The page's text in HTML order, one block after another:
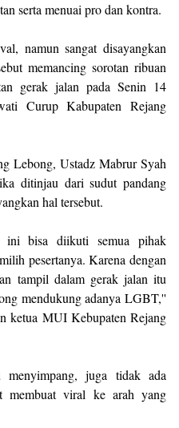
serta menuai pro dan kontra.
namun sangat disayangkan
memancing sorotan ribuan
gerak jalan pada Senin 14
Curup Kabupaten Rejang
Lebong, Ustadz Mabrur Syah
ditinjau dari sudut pandang
hal tersebut.
bisa diikuti semua pihak
pesertanya. Karena dengan
tampil dalam gerak jalan itu
mendukung adanya LGBT,''
ketua MUI Kebupaten Rejang
menyimpang, juga tidak ada
membuat viral ke arah yang